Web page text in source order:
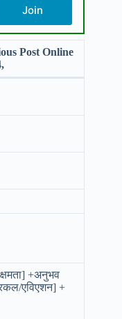
Join
Post Online
+अनुभव
एविएशन] +